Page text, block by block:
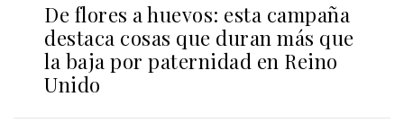
De flores a huevos: esta campaña
destaca cosas que duran más que
la baja por paternidad en Reino
Unido